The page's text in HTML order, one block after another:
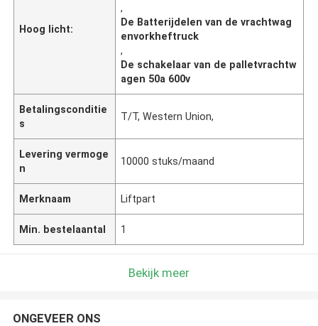
Hoog licht:
,
De Batterijdelen van de vrachtwag
envorkheftruck
,
De schakelaar van de palletvrachtw
agen 50a 600v
Betalingsconditie
s
T/T, Western Union,
Levering vermoge
n
10000 stuks/maand
Merknaam Liftpart
Min. bestelaantal 1
Bekijk meer
ONGEVEER ONS